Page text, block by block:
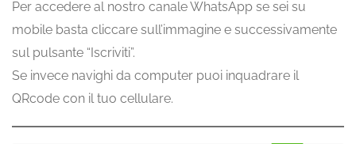
Per accedere al nostro canale WhatsApp se sei su
mobile basta cliccare sull’immagine e successivamente
sul pulsante “Iscriviti”.
Se invece navighi da computer puoi inquadrare il
QRcode con il tuo cellulare.